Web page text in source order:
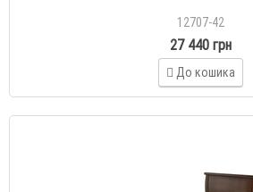
12707-42
27 440 грн
До кошика